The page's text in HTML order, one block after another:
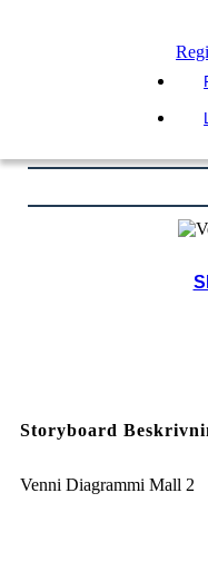
Storyboard
Venni Diagrammi Mall 2